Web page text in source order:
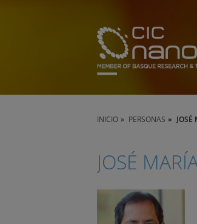
INICIO PERSONAS JOSÉ
JOSÉ